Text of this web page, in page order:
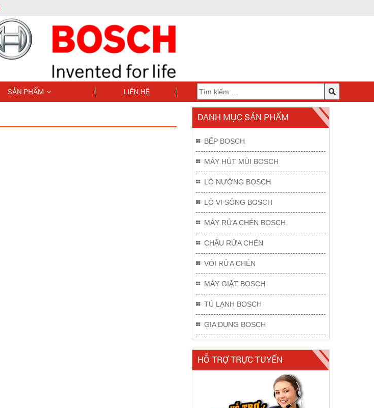
SẢN PHẨM LIÊN HỆ
DANH MỤC SẢN PHẨM
BẾP BOSCH
MÁY HÚT MÙI BOSCH
LÒ NƯỚNG BOSCH
LÒ VI SÓNG BOSCH
MÁY RỬA CHÉN BOSCH
CHẬU RỬA CHÉN
VÒI RỬA CHÉN
MÁY GIẶT BOSCH
TỦ LẠNH BOSCH
GIA DỤNG BOSCH
HỖ TRỢ TRỰC TUYẾN